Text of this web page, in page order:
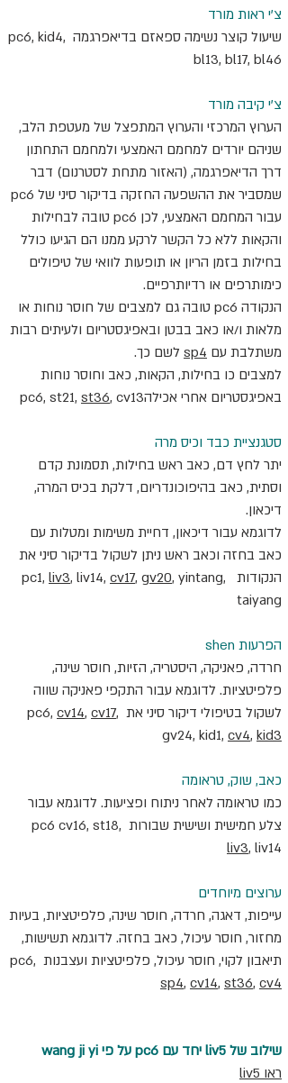
צ'י ראות מורד
שיעול קוצר נשימה ספאזם בדיאפרגמה pc6, kid4,
bl13, bl17, bl46
צ'י קיבה מורד
הערוץ המרכזי והערוץ המתפצל של מעטפת הלב,
שניהם יורדים למחמם האמצעי ולמחמם התחתון
דרך הדיאפרגמה, (האזור מתחת לסטרנום) דבר
עבור המחמם האמצעי, לכן pc6 טובה לבחילות
והקאות ללא כל הקשר לרקע ממנו הם הגיעו כולל
בחילות בזמן הריון או תופעות לוואי של טיפולים
כימותרפים או רדיותרפיים.
הנקודה pc6 טובה גם למצבים של חוסר נוחות או
מלאות ו/או כאב בבטן ובאפיגסטריום ולעיתים רבות
משתלבת עם sp4 לשם כך.
למצבים כו בחילות, הקאות, כאב וחוסר נוחות
באפיגסטריום אחרי אכילהpc6, st21,
st36, cv13
סטגנציית כבד וכיס מרה
יתר לחץ דם, כאב ראש בחילות, תסמונת קדם
וסתית, כאב בהיפוכונדריום, דלקת בכיס המרה,
דיכאון.
לדוגמא עבור דיכאון, דחיית משימות ומטלות עם
כאב בחזה וכאב ראש ניתן לשקול בדיקור סיני את
הנקודות  pc1,
liv3, liv14, cv17, gv20, yintang,
taiyang
הפרעות shen
חרדה, פאניקה, היסטריה, הזיות, חוסר שינה,
פלפיטציות. לדוגמא עבור התקפי פאניקה שווה
לשקול בטיפולי דיקור סיני את pc6,
cv14, cv17,
gv24, kid1, cv4, kid3
כאב, שוק, טראומה
כמו טראומה לאחר ניתוח ופציעות. לדוגמא עבור
צלע חמישית ושישית שבורות pc6 cv16, st18,
liv3, liv14
ערוצים מיוחדים
עייפות, דאגה, חרדה, חוסר שינה, פלפיטציות, בעיות
מחזור, חוסר עיכול, כאב בחזה. לדוגמא תשישות,
תיאבון לקוי, חוסר עיכול, פלפיטציות ועצבנות pc6,
sp4, cv14, st36, cv4
שילוב של liv5 יחד עם pc6 על פי wang ji yi
ראו liv5